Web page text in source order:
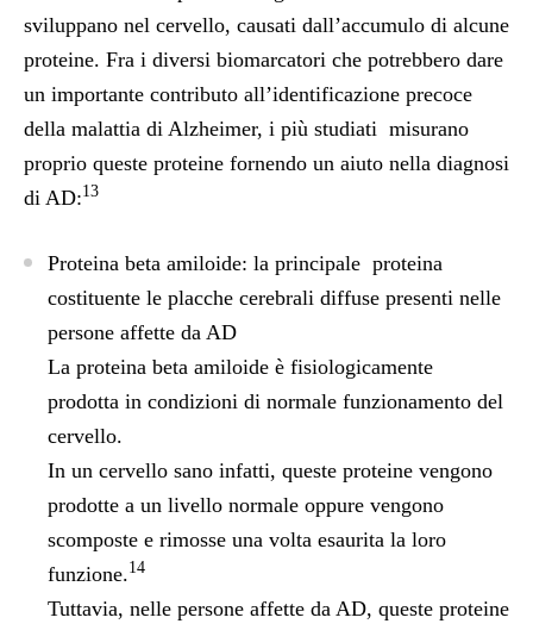
sviluppano nel cervello, causati dall’accumulo di alcune
proteine. Fra i diversi biomarcatori che potrebbero dare
un importante contributo all’identificazione precoce
della malattia di Alzheimer, i più studiati misurano
proprio queste proteine fornendo un aiuto nella diagnosi
di AD:13
Proteina beta amiloide: la principale proteina
costituente le placche cerebrali diffuse presenti nelle
persone affette da AD
La proteina beta amiloide è fisiologicamente
prodotta in condizioni di normale funzionamento del
cervello.
In un cervello sano infatti, queste proteine vengono
prodotte a un livello normale oppure vengono
scomposte e rimosse una volta esaurita la loro
funzione.14
Tuttavia, nelle persone affette da AD, queste proteine